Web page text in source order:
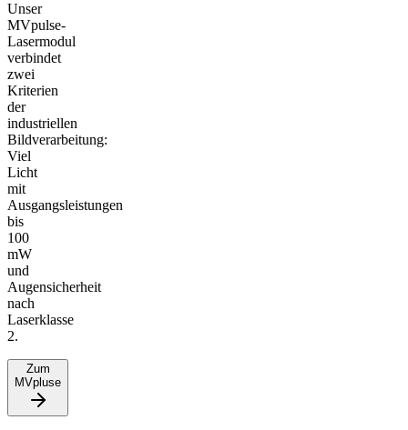
Unser
MVpulse-
Lasermodul
verbindet
zwei
Kriterien
der
industriellen
Bildverarbeitung:
Viel
Licht
mit
Ausgangsleistungen
bis
100
mW
und
Augensicherheit
nach
Laserklasse
2.
Zum
MVpluse